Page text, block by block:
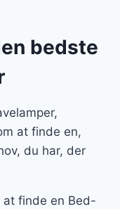
bedste
at finde en,
du har, der
finde en Bed-